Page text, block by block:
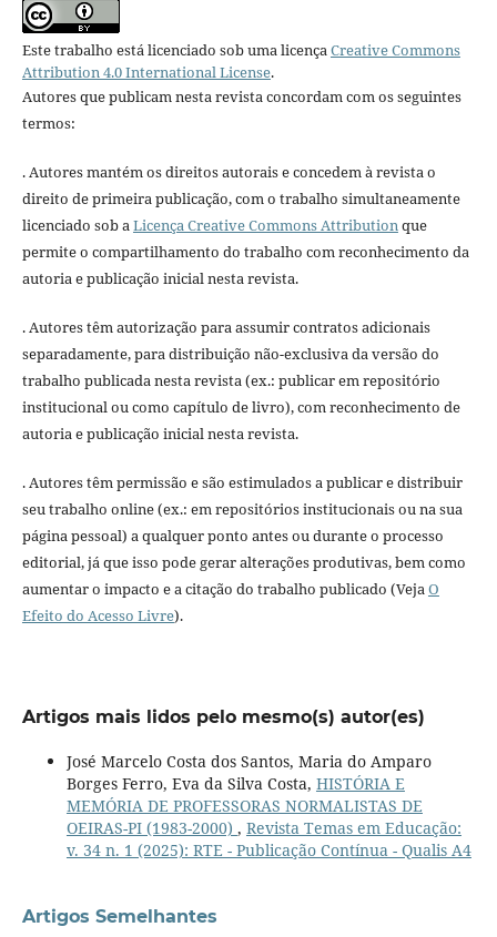
Este trabalho está licenciado sob uma licençaCreative Commons
Attribution 4.0 International License.
Autores que publicam nesta revista concordam com os seguintes
termos:
. Autores mantém os direitos autorais e concedem à revista o
direito de primeira publicação, com o trabalho simultaneamente
licenciado sob aLicença Creative Commons Attributionque
permite o compartilhamento do trabalho com reconhecimento da
autoria e publicação inicial nesta revista.
. Autores têm autorização para assumir contratos adicionais
separadamente, para distribuição não-exclusiva da versão do
trabalho publicada nesta revista (ex.: publicar em repositório
institucional ou como capítulo de livro), com reconhecimento de
autoria e publicação inicial nesta revista.
. Autores têm permissão e são estimulados a publicar e distribuir
seu trabalho online (ex.: em repositórios institucionais ou na sua
página pessoal) a qualquer ponto antes ou durante o processo
editorial, já que isso pode gerar alterações produtivas, bem como
aumentar o impacto e a citação do trabalho publicado (VejaO
Efeito do Acesso Livre).
Artigos mais lidos pelo mesmo(s) autor(es)
José Marcelo Costa dos Santos, Maria do Amparo
Borges Ferro, Eva da Silva Costa, HISTÓRIA E
MEMÓRIA DE PROFESSORAS NORMALISTAS DE
OEIRAS-PI (1983-2000) , Revista Temas em Educação:
v. 34 n. 1 (2025): RTE - Publicação Contínua - Qualis A4
Artigos Semelhantes